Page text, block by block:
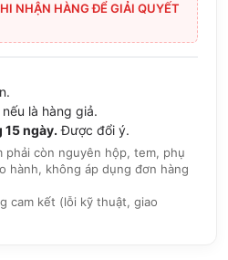
NHẬN HÀNG ĐỂ GIẢI QUYẾT
nếu là hàng giả.
ngày. Được đổi ý.
phải còn nguyên hộp, tem, phụ
hành, không áp dụng đơn hàng
cam kết (lỗi kỹ thuật, giao